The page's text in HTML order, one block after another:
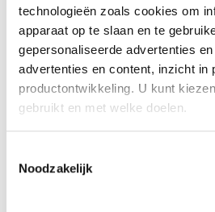
technologieën zoals cookies om
apparaat op te slaan en te
gepersonaliseerde advertenties
advertenties en content, inzicht in
productontwikkeling. U kunt
gebruikt en met welke doelen.
Informatie verzamelen over
Uw apparaat identificeren
Noodzakelijk
29 december 2021
Mag salaris worden
een arbeidsongeschikte
die met vakantie gaat?